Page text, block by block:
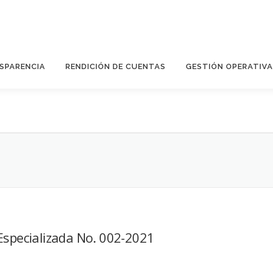
RENDICIÓN DE CUENTAS GESTIÓN OPERATIVA
No. 002-2021